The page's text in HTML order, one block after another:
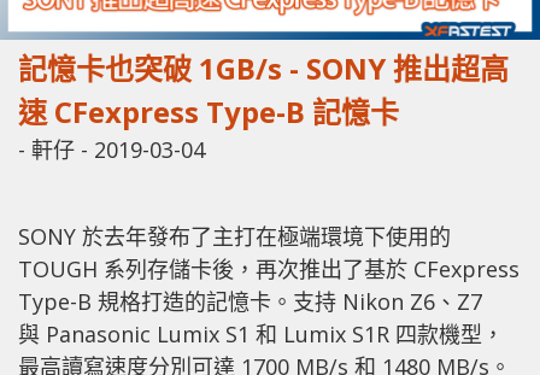
記憶卡也突破 1GB/s - SONY 推出超高
速 CFexpress Type-B 記憶卡
- 軒仔 - 2019-03-04
SONY 於去年發布了主打在極端環境下使用的
TOUGH 系列存儲卡後，再次推出了基於 CFexpress
Type-B 規格打造的記憶卡。支持 Nikon Z6、Z7
與 Panasonic Lumix S1 和 Lumix S1R 四款機型，
最高讀寫速度分別可達 1700 MB/s 和 1480 MB/s。